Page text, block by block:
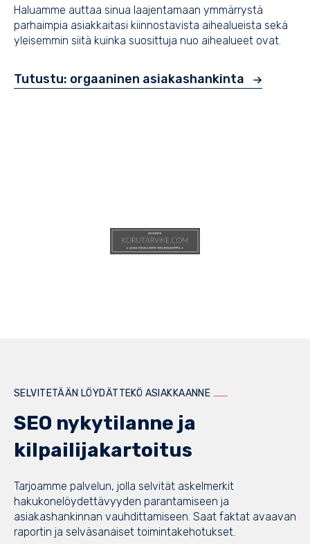
Haluamme auttaa sinua laajentamaan ymmärrystä
parhaimpia asiakkaitasi kiinnostavista aihealueista sekä
yleisemmin siitä kuinka suosittuja nuo aihealueet ovat.
Tutustu: orgaaninen asiakashankinta
SELVITETÄÄN LÖYDÄTTEKÖ ASIAKKAANNE
SEO nykytilanne ja
kilpailijakartoitus
Tarjoamme palvelun, jolla selvität askelmerkit
hakukonelöydettävyyden parantamiseen ja
asiakashankinnan vauhdittamiseen. Saat faktat avaavan
raportin ja selväsanaiset toimintakehotukset.